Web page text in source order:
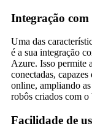
Integração com
Uma das
é a sua integração
Azure. Isso permite
conectadas,
online, ampliando
robôs criados com
Facilidade de